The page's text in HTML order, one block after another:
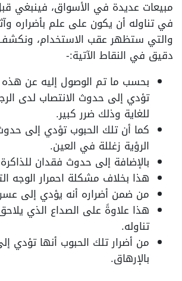
مبيعات عديدة في الأسواق، فينبغي
في تناوله أن يكون على علم بأضراره
والتي ستظهر عقب الاستخدام،
دقيق في النقاط الآتية:-
بحسب ما تم الوصول إليه عن هذه
تؤدي إلى حدوث الانتصاب لدى
للغاية وذلك ضرر كبير.
كما أن تلك الحبوب تؤدي إلى
الرؤية زغللة في العين.
بالإضافة إلى حدوث فقدان
هذا بخلاف مشكلة احمرار الوجه
من ضمن أضراره أنه يؤدي إلى
هذا علاوةً على الصداع الذي
تناوله.
من أضرار تلك الحبوب أنها تؤدي
بالإرهاق.